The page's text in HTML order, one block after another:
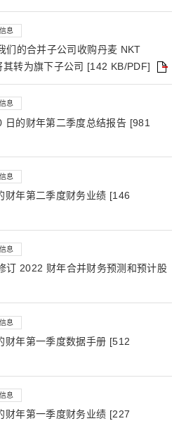
息
们的合并子公司收购丹麦 NKT
转为旗下子公司 [142 KB/PDF]
息
的财年第二季度总结报告 [981
息
年第二季度财务业绩 [146
息
订 2022 财年合并财务预测和预计股
息
年第一季度数据手册 [512
息
年第一季度财务业绩 [227